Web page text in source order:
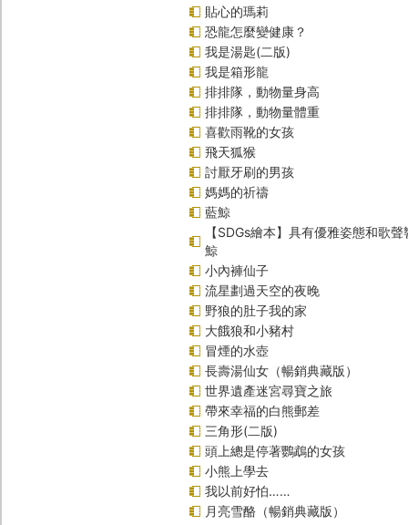
貼心的瑪莉
恐龍怎麼變健康？
我是湯匙(二版)
我是箱形龍
排排隊，動物量身高
排排隊，動物量體重
喜歡雨靴的女孩
飛天狐猴
討厭牙刷的男孩
媽媽的祈禱
藍鯨
【SDGs繪本】具有優雅姿態和歌
鯨
小內褲仙子
流星劃過天空的夜晚
野狼的肚子我的家
大餓狼和小豬村
冒煙的水壺
長壽湯仙女（暢銷典藏版）
世界遺產迷宮尋寶之旅
帶來幸福的白熊郵差
三角形(二版)
頭上總是停著鸚鵡的女孩
小熊上學去
我以前好怕……
月亮雪酪（暢銷典藏版）